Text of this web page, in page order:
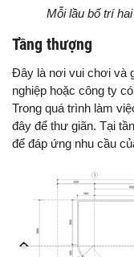
Mỗi lầu bố trí
Tầng thượng
Đây là nơi vui chơi và
nghiệp hoặc công ty
Trong quá trình làm
đây để thư giãn. Tại
để đáp ứng nhu cầu